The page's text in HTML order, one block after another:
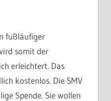
fußläufiger
somit der
erleichtert. Das
kostenlos. Die SMV
Spende. Sie wollen